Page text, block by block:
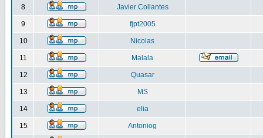
8 Javier Collantes
9 fjpt2005
10 Nicolas
11 Malala
12 Quasar
13 MS
14 elia
15 Antoniog